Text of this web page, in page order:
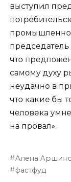
выступил
что
самому духу
неудачно в
что какие бы
человека
на провал».
Алена
фастфуд